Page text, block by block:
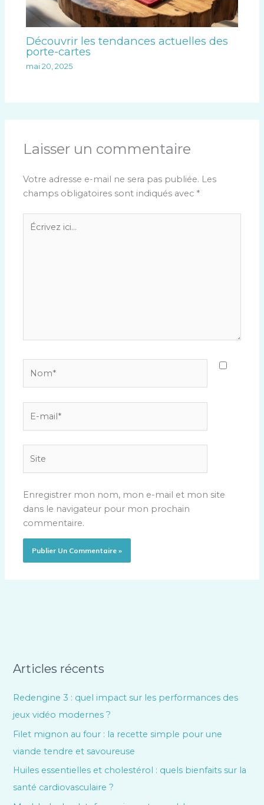
Découvrir les tendances actuelles des
porte-cartes
mai 20, 2025
Laisser un commentaire
Votre adresse e-mail ne sera pas publiée. Les
champs obligatoires sont indiqués avec *
Écrivez
mail*
Enregistrer mon nom, mon e-mail et mon site
dans le navigateur pour mon prochain
commentaire.
Articles récents
Redengine 3 : quel impact sur les performances des
jeux vidéo modernes ?
Filet mignon au four : la recette simple pour une
viande tendre et savoureuse
Huiles essentielles et cholestérol : quels bienfaits sur la
santé cardiovasculaire ?